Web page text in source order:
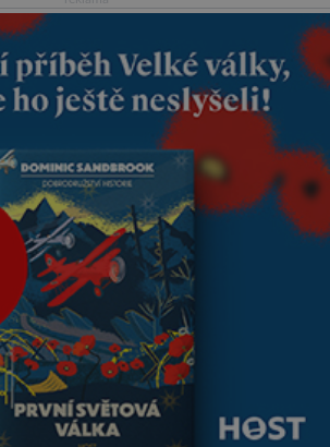
že predátor dokáže ovládat jen
jednodušší živočichy, než je
člověk. Najít skutečné zombie
není nic nemožného ani v naší
přírodě.